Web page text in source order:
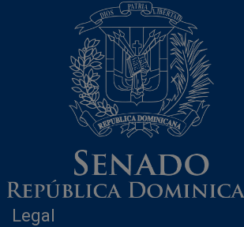
Legal